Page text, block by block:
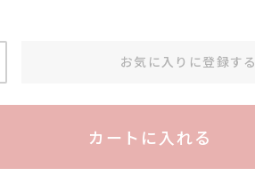
お気に入りに登録する
カートに入れる